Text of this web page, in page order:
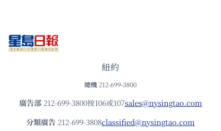
紐約
總機 212-699-3800
廣告部212-699-3800按106或107sales@nysingtao.com
分類廣告 212-699-3808classified@nysingtao.com